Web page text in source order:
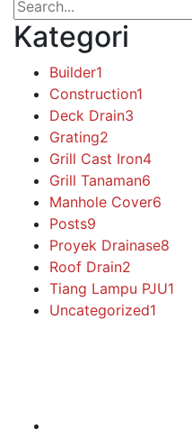
Kategori
Builder1
Construction1
Deck Drain3
Grating2
Grill Cast Iron4
Grill Tanaman6
Manhole Cover6
Posts9
Proyek Drainase8
Roof Drain2
Tiang Lampu PJU1
Uncategorized1